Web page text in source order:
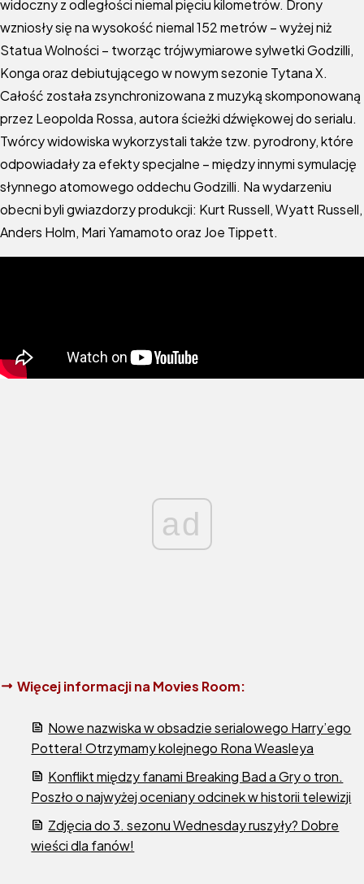
widoczny z odległości niemal pięciu kilometrów. Drony
wzniosły się na wysokość niemal 152 metrów – wyżej niż
Statua Wolności – tworząc trójwymiarowe sylwetki Godzilli,
Konga oraz debiutującego w nowym sezonie Tytana X.
Całość została zsynchronizowana z muzyką skomponowaną
przez Leopolda Rossa, autora ścieżki dźwiękowej do serialu.
Twórcy widowiska wykorzystali także tzw. pyrodrony, które
odpowiadały za efekty specjalne – między innymi symulację
słynnego atomowego oddechu Godzilli. Na wydarzeniu
obecni byli gwiazdorzy produkcji: Kurt Russell, Wyatt Russell,
Anders Holm, Mari Yamamoto oraz Joe Tippett.
ad
Więcej informacji na Movies Room:
Nowe nazwiska w obsadzie serialowego Harry’ego
Pottera! Otrzymamy kolejnego Rona Weasleya
Konflikt między fanami Breaking Bad a Gry o tron.
Poszło o najwyżej oceniany odcinek w historii telewizji
Zdjęcia do 3. sezonu Wednesday ruszyły? Dobre
wieści dla fanów!